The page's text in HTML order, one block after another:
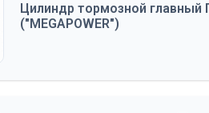
Цилиндр тормозной главный
("MEGAPOWER")